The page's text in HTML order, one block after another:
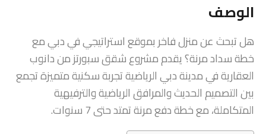
الوصف
هل تبحث عن منزل فاخر بموقع استراتيجي في دبي مع
خطة سداد مرنة؟ يقدم مشروع شقق سبورتز من دانوب
العقارية في مدينة دبي الرياضية تجربة سكنية متميزة تجمع
بين التصميم الحديث والمرافق الرياضية والترفيهية
المتكاملة، مع خطة دفع مرنة تمتد حتى 7 سنوات.